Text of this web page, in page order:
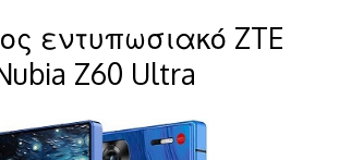
εντυπωσιακό ZTE
Z60 Ultra